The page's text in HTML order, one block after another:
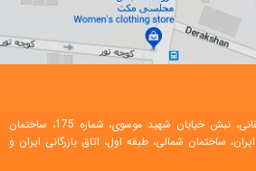
نشانی اتاق: تهران، خیابان طالقانی، نبش خیابان شهید موسوی، شماره 175، ساختمان
ساختمان شمالی، طبقه اول، اتاق بازرگانی ایران و